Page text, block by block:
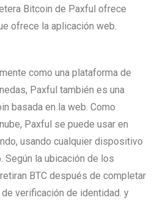
Bitcoin de Paxful ofrece
ofrece la aplicación web.
como una plataforma de
Paxful también es una
basada en la web. Como
Paxful se puede usar en
usando cualquier dispositivo
Según la ubicación de los
BTC después de completar
verificación de identidad. y